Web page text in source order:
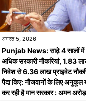
अगस्त 5, 2026
Punjab News: साढ़े 4 सालों
अधिक सरकारी नौकरियां, 1.83
निवेश से 6.36 लाख प्राइवेट
पैदा किए: नौजवानों के लिए अनुकूल
कर रही है मान सरकार : अमन